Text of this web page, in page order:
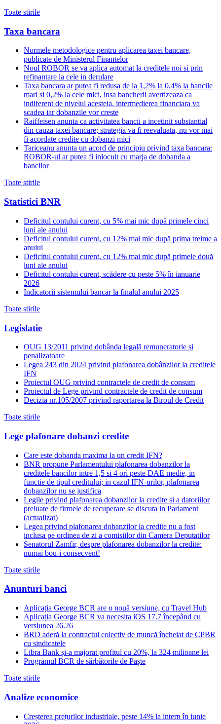
Toate stirile
Taxa bancara
Normele metodologice pentru aplicarea taxei bancare,
publicate de Ministerul Finantelor
Noul ROBOR se va aplica automat la creditele noi si prin
refinantare la cele in derulare
Taxa bancara ar putea fi redusa de la 1,2% la 0,4% la bancile
mari si 0,2% la cele mici, insa bancherii avertizeaza ca
indiferent de nivelul acesteia, intermedierea financiara va
scadea iar dobanzile vor creste
Raiffeisen anunta ca activitatea bancii a incetinit substantial
din cauza taxei bancare; strategia va fi reevaluata, nu vor mai
fi acordate credite cu dobanzi mici
Tariceanu anunta un acord de principiu privind taxa bancara:
ROBOR-ul ar putea fi inlocuit cu marja de dobanda a
bancilor
Toate stirile
Statistici BNR
Deficitul contului curent, cu 5% mai mic după primele cinci
luni ale anului
Deficitul contului curent, cu 12% mai mic după prima treime a
anului
Deficitul contului curent, cu 12% mai mic după primele două
luni ale anului
Deficitul contului curent, scădere cu peste 5% în ianuarie
2026
Indicatorii sistemului bancar la finalul anului 2025
Toate stirile
Legislatie
OUG 13/2011 privind dobânda legală remuneratorie și
penalizatoare
Legea 243 din 2024 privind plafonarea dobânzilor la creditele
IFN
Proiectul OUG privind contractele de credit de consum
Proiectul de Lege privind contractele de credit de consum
Decizia nr.105/2007 privind raportarea la Biroul de Credit
Toate stirile
Lege plafonare dobanzi credite
Care este dobanda maxima la un credit IFN?
BNR propune Parlamentului plafonarea dobanzilor la
creditele bancilor intre 1,5 si 4 ori peste DAE medie, in
functie de tipul creditului; in cazul IFN-urilor, plafonarea
dobanzilor nu se justifica
Legile privind plafonarea dobanzilor la credite si a datoriilor
preluate de firmele de recuperare se discuta in Parlament
(actualizat)
Legea privind plafonarea dobanzilor la credite nu a fost
inclusa pe ordinea de zi a comisiilor din Camera Deputatilor
Senatorul Zamfir, despre plafonarea dobanzilor la credite:
numai bou-i consecvent!
Toate stirile
Anunturi banci
Aplicația George BCR are o nouă versiune, cu Travel Hub
Aplicația George BCR va necesita iOS 17.7 începând cu
versiunea 26.26
BRD aderă la contractul colectiv de muncă încheiat de CPBR
cu sindicatele
Libra Bank și-a majorat profitul cu 20%, la 324 milioane lei
Programul BCR de sărbătorile de Paște
Toate stirile
Analize economice
Creșterea prețurilor industriale, peste 14% la intern în iunie